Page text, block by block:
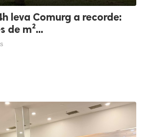
leva Comurg a recorde:
de m²...